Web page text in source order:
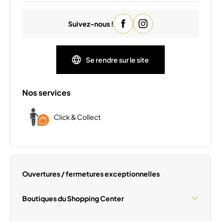
09:00 - 20:00
09:00 - 20:00
09:00 - 20:00
Suivez-nous !
Se rendre sur le site
Nos services
Click & Collect
Ouvertures / fermetures exceptionnelles
Boutiques du Shopping Center